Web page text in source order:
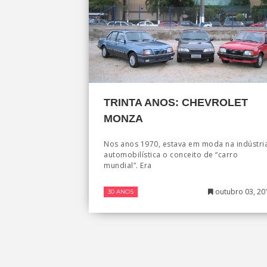
TRINTA ANOS: CHEVROLET
MONZA
Nos anos 1970, estava em moda na
automobilística o conceito de “carro
mundial”. Era
30 ANOS outubro 03,